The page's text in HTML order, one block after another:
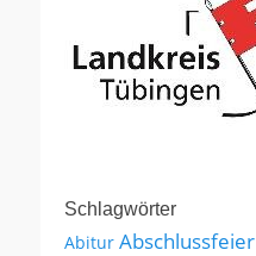
Schlagwörter
Abitur Abschlussfeier